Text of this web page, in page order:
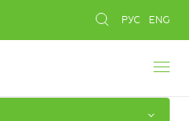
РУС ENG